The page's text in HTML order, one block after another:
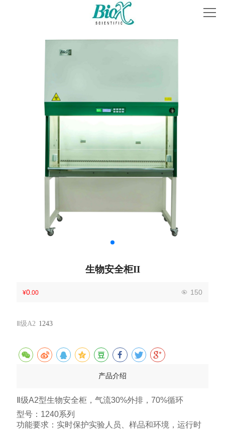
关于我们
全国售后服务网点
生物安全柜II
¥0.00 150
Ⅱ级A2 1243
产品介绍
Ⅱ级A2型生物安全柜，气流30%外排，70%循环
型号：1240系列
功能要求：实时保护实验人员、样品和环境，运行时